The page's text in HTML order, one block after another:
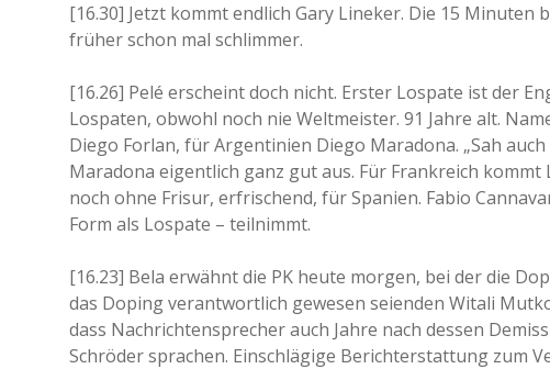
[16.30] Jetzt kommt endlich Gary Lineker. Die 15
früher schon mal schlimmer.
[16.26] Pelé erscheint doch nicht. Erster Lospate ist der
Lospaten, obwohl noch nie Weltmeister. 91 Jahre alt.
Diego Forlan, für Argentinien Diego Maradona. „Sah
Maradona eigentlich ganz gut aus. Für Frankreich
noch ohne Frisur, erfrischend, für Spanien. Fabio
Form als Lospate – teilnimmt.
[16.23] Bela erwähnt die PK heute morgen, bei der die
das Doping verantwortlich gewesen seienden Witali
dass Nachrichtensprecher auch Jahre nach dessen
Schröder sprachen. Einschlägige Berichterstattung zum